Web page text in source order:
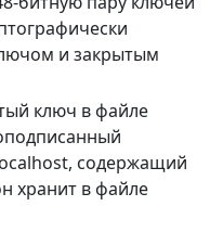
и закрытым
ключ в файле
содержащий
хранит в файле